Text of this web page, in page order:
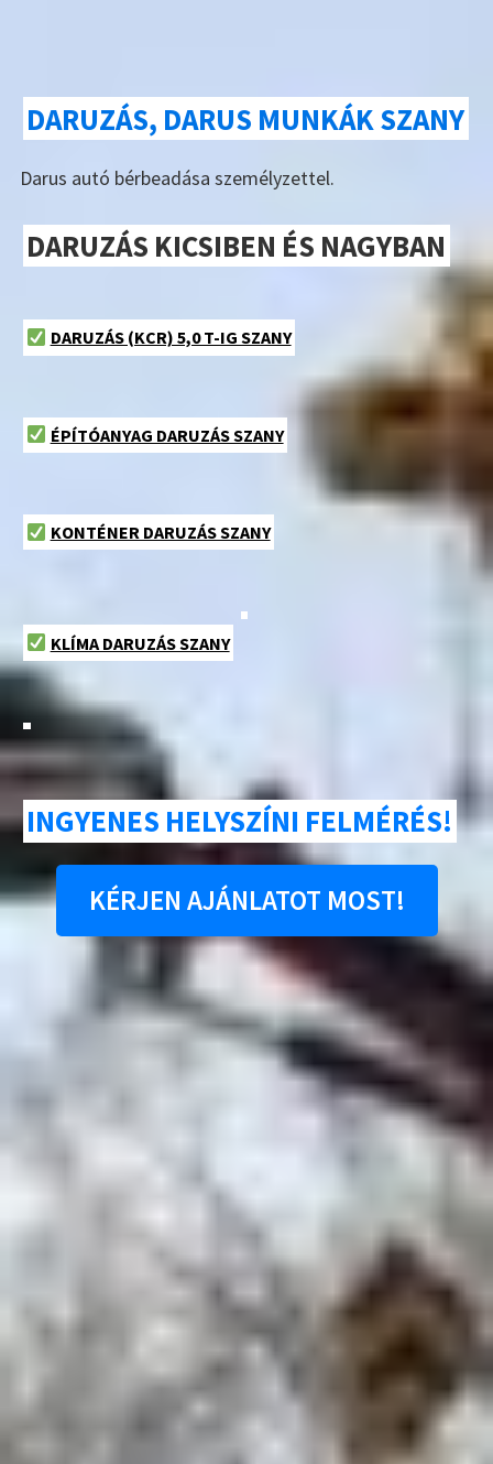
DARUZÁS, DARUS MUNKÁK SZANY
Darus autó bérbeadása személyzettel.
DARUZÁS KICSIBEN ÉS NAGYBAN
DARUZÁS (KCR) 5,0 T-IG SZANY
ÉPÍTÓANYAG DARUZÁS SZANY
KONTÉNER DARUZÁS SZANY
KLÍMA DARUZÁS SZANY
INGYENES HELYSZÍNI FELMÉRÉS!
KÉRJEN AJÁNLATOT MOST!